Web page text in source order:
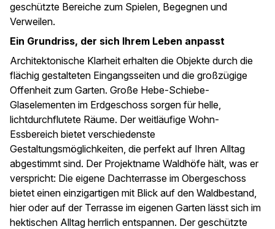
geschützte Bereiche zum Spielen, Begegnen und
Verweilen.
Ein Grundriss, der sich Ihrem Leben anpasst
Architektonische Klarheit erhalten die Objekte durch die
flächig gestalteten Eingangsseiten und die großzügige
Offenheit zum Garten. Große Hebe-Schiebe-
Glaselementen im Erdgeschoss sorgen für helle,
lichtdurchflutete Räume. Der weitläufige Wohn-
Essbereich bietet verschiedenste
Gestaltungsmöglichkeiten, die perfekt auf Ihren Alltag
abgestimmt sind. Der Projektname Waldhöfe hält, was er
verspricht: Die eigene Dachterrasse im Obergeschoss
bietet einen einzigartigen mit Blick auf den Waldbestand,
hier oder auf der Terrasse im eigenen Garten lässt sich im
hektischen Alltag herrlich entspannen. Der geschützte